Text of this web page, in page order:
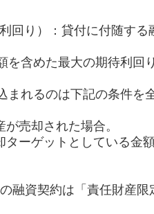
り）：貸付に付随する
を含めた最大の期待利回
まれるのは下記の条件を
売却された場合。
ターゲットとしている金
融資契約は「責任財産